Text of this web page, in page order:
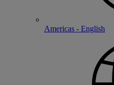
Americas - English